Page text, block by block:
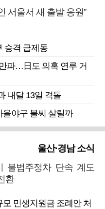
서울서 새 출발 응원”
승격 급제동
파…日도 의혹 연루 거
내달 13일 격돌
을야구 불씨 살릴까
울산·경남 소식
불법주정차 단속 계도
환
민생지원금 조례안 처